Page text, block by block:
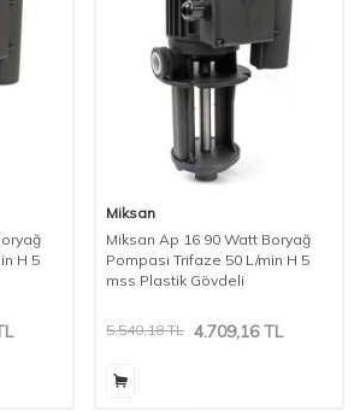
H 5
Miksan
Miksan Ap 16 90 Watt Boryağ
Pompası Trifaze 50 L/min H 5
mss Plastik Gövdeli
5.540,18TL 4.709,16TL